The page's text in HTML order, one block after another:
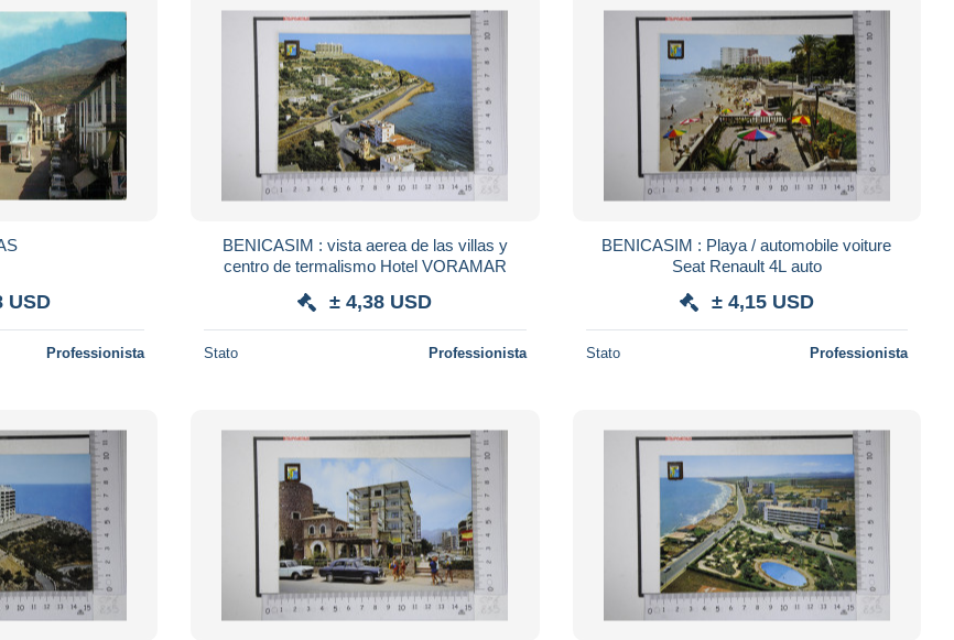
USD
Professionista
BENICASIM : vista aerea de las villas y
centro de termalismo Hotel VORAMAR
± 4,38 USD
Stato Professionista
BENICASIM : Playa / automobile voiture
Seat Renault 4L auto
± 4,15 USD
Stato Professionista